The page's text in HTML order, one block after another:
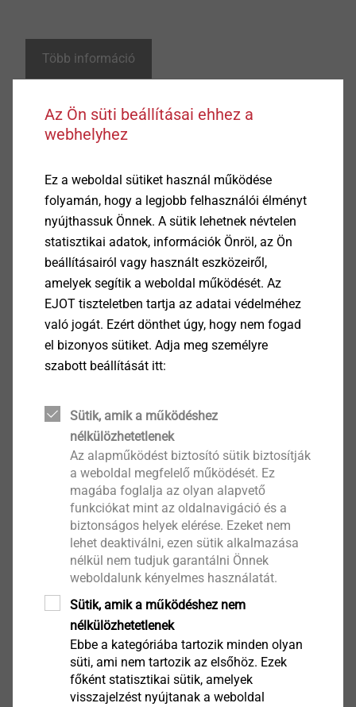
Több információ
Minden, amit a dübelezésről tudni érdemes
Több Információ
Árjegyzék
Az Ön süti beállításai ehhez a
webhelyhez
Ez a weboldal sütiket használ működése
folyamán, hogy a legjobb felhasználói élményt
nyújthassuk Önnek. A sütik lehetnek névtelen
statisztikai adatok, információk Önröl, az Ön
beállításairól vagy használt eszközeiről,
amelyek segítik a weboldal működését. Az
EJOT tiszteletben tartja az adatai védelméhez
való jogát. Ezért dönthet úgy, hogy nem fogad
el bizonyos sütiket. Adja meg személyre
szabott beállítását itt:
Sütik, amik a működéshez
nélkülözhetetlenek
Az alapműködést biztosító sütik biztosítják
a weboldal megfelelő működését. Ez
magába foglalja az olyan alapvető
funkciókat mint az oldalnavigáció és a
biztonságos helyek elérése. Ezeket nem
lehet deaktiválni, ezen sütik alkalmazása
nélkül nem tudjuk garantálni Önnek
weboldalunk kényelmes használatát.
Sütik, amik a működéshez nem
nélkülözhetetlenek
Ebbe a kategóriába tartozik minden olyan
süti, ami nem tartozik az elsőhöz. Ezek
főként statisztikai sütik, amelyek
visszajelzést nyújtanak a weboldal